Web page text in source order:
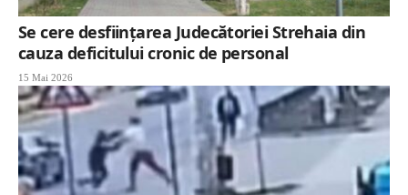
Se cere desființarea Judecătoriei Strehaia din
cauza deficitului cronic de personal
15 Mai 2026